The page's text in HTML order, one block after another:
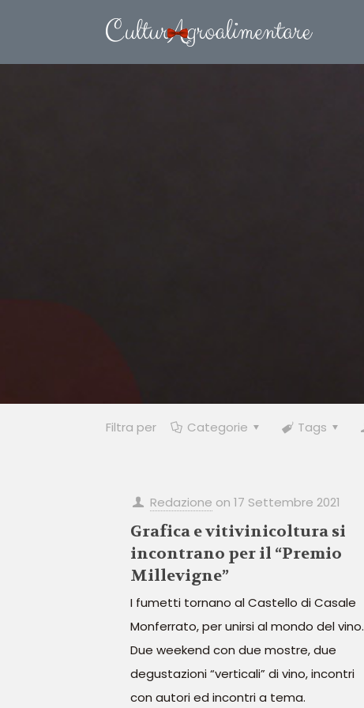
Filtra per Categorie Tags
Redazione on 17 Settembre 2021
Grafica e vitivinicoltura si
incontrano per il “Premio
Millevigne”
I fumetti tornano al Castello di Casale
Monferrato, per unirsi al mondo del vino.
Due weekend con due mostre, due
degustazioni “verticali” di vino, incontri
con autori ed incontri a tema.